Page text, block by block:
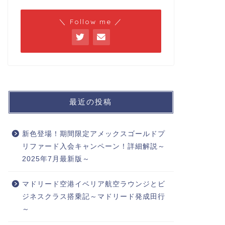
＼ Follow me ／
最近の投稿
新色登場！期間限定アメックスゴールドプ
リファード入会キャンペーン！詳細解説～
2025年7月最新版～
マドリード空港イベリア航空ラウンジとビ
ジネスクラス搭乗記～マドリード発成田行
～